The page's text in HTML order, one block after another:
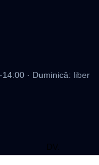
· Duminică: liber